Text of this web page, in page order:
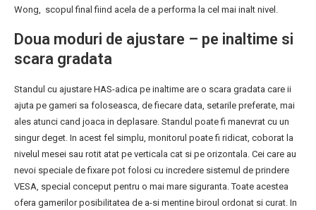
Wong, scopul final fiind acela de a performa la cel mai inalt nivel.
Doua moduri de ajustare – pe inaltime si
scara gradata
Standul cu ajustare HAS-adica pe inaltime are o scara gradata care ii
ajuta pe gameri sa foloseasca, de fiecare data, setarile preferate, mai
ales atunci cand joaca in deplasare. Standul poate fi manevrat cu un
singur deget. In acest fel simplu, monitorul poate fi ridicat, coborat la
nivelul mesei sau rotit atat pe verticala cat si pe orizontala. Cei care au
nevoi speciale de fixare pot folosi cu incredere sistemul de prindere
VESA, special conceput pentru o mai mare siguranta. Toate acestea
ofera gamerilor posibilitatea de a-si mentine biroul ordonat si curat. In